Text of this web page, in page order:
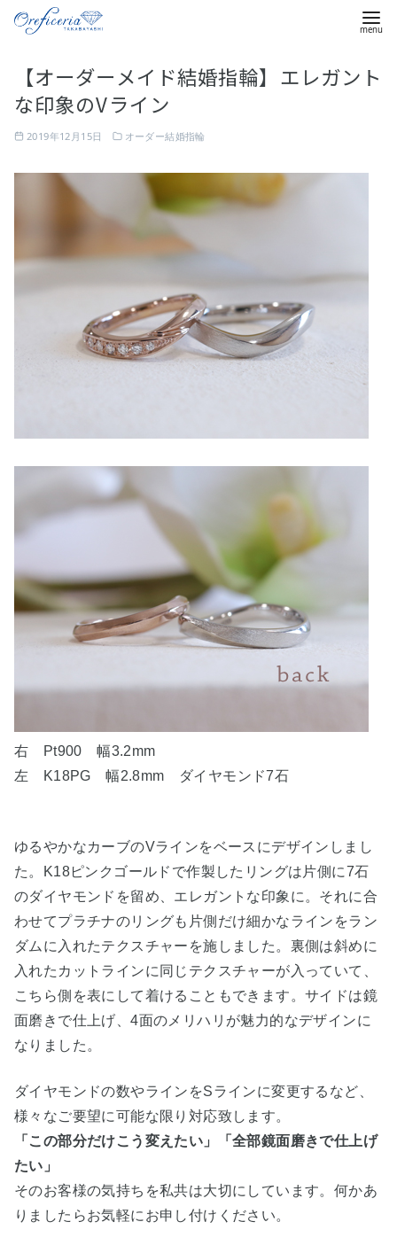
【オーダーメイド結婚指輪】エレガント
な印象のVライン
2019年12月15日 オーダー結婚指輪
右 Pt900 幅3.2mm
左 K18PG 幅2.8mm ダイヤモンド7石
ゆるやかなカーブのVラインをベースにデザインしまし
た。K18ピンクゴールドで作製したリングは片側に7石
のダイヤモンドを留め、エレガントな印象に。それに合
わせてプラチナのリングも片側だけ細かなラインをラン
ダムに入れたテクスチャーを施しました。裏側は斜めに
入れたカットラインに同じテクスチャーが入っていて、
こちら側を表にして着けることもできます。サイドは鏡
面磨きで仕上げ、4面のメリハリが魅力的なデザインに
なりました。
ダイヤモンドの数やラインをSラインに変更するなど、
様々なご要望に可能な限り対応致します。
「この部分だけこう変えたい」「全部鏡面磨きで仕上げ
たい」
そのお客様の気持ちを私共は大切にしています。何かあ
りましたらお気軽にお申し付けください。